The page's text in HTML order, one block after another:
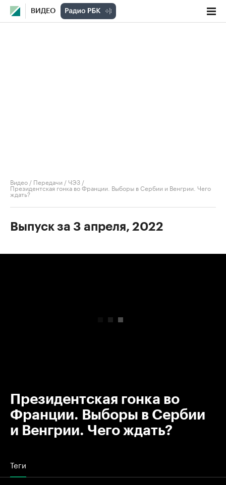
ВИДЕО
Видео / Передачи /ЧЭЗ /
Президентская гонка во Франции. Выборы в Сербии и Венгрии. Чего
ждать?
Выпуск за 3 апреля, 2022
Президентская гонка во
Франции. Выборы в Сербии
и Венгрии. Чего ждать?
Теги